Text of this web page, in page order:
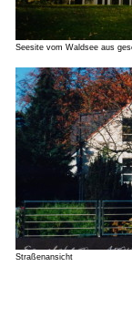
Seesite vom Waldsee aus
Straßenansicht